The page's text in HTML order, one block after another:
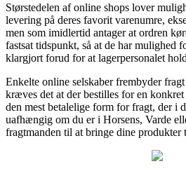
Størstedelen af online shops lover
levering på deres favorit varenumre,
men som imidlertid antager at ordren
fastsat tidspunkt, så at de har mulighed
klargjort forud for at lagerpersonalet
Enkelte online selskaber frembyder
kræves det at der bestilles for en
den mest betalelige form for fragt, der i
uafhængig om du er i Horsens, Varde
fragtmanden til at bringe dine produkter